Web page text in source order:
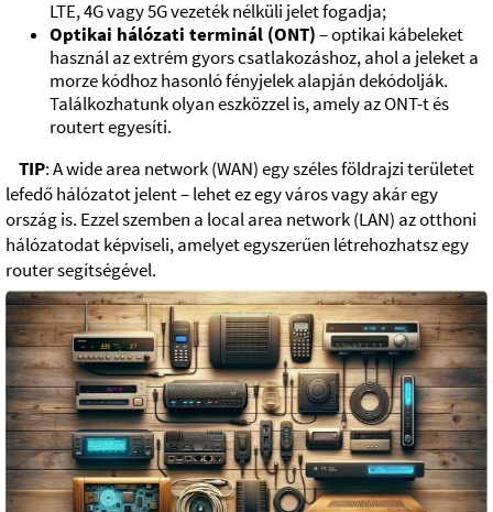
LTE, 4G vagy 5G vezeték nélküli jelet fogadja;
Optikai hálózati terminál (ONT)– optikai kábeleket
használ az extrém gyors csatlakozáshoz, ahol a jeleket a
morze kódhoz hasonló fényjelek alapján dekódolják.
Találkozhatunk olyan eszközzel is, amely az ONT-t és
routert egyesíti.
TIP: A wide area network (WAN) egy széles földrajzi területet
lefedő hálózatot jelent – lehet ez egy város vagy akár egy
ország is. Ezzel szemben a local area network (LAN) az otthoni
hálózatodat képviseli, amelyet egyszerűen létrehozhatsz egy
router segítségével.